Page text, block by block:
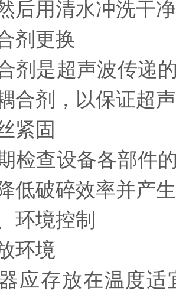
后用清水冲洗干
更换
是超声波传递的
合剂，以保证超
固
查设备各部件的
低破碎效率并产
境控制
境
存放在温度适